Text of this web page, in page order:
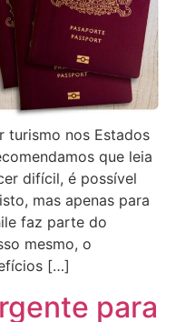
turismo nos Estados
que leia
difícil, é possível
mas apenas para
faz parte do
mesmo, o
[…]
para